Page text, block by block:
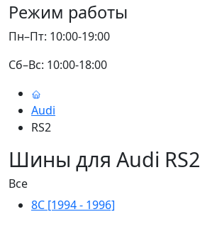
Режим работы
Пн–Пт: 10:00-19:00
Сб–Вс: 10:00-18:00
Audi
RS2
Шины для Audi RS2
Все
8C [1994 - 1996]